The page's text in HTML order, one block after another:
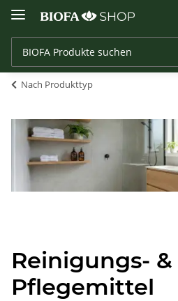
Nach Produkttyp
Reinigungs- &
Pflegemittel